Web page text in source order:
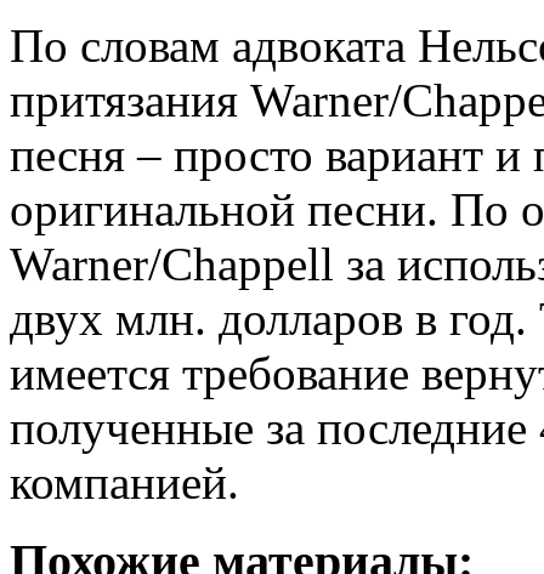
По словам адвоката
притязания Warner/
песня – просто вариант и
оригинальной песни. По
Warner/Chappell за
двух млн. долларов в
имеется требование
полученные за
компанией.
Похожие материалы: